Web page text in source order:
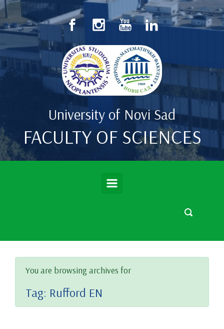
Skip to main content
University of Novi Sad
FACULTY OF SCIENCES
You are browsing archives for
Tag: Rufford EN